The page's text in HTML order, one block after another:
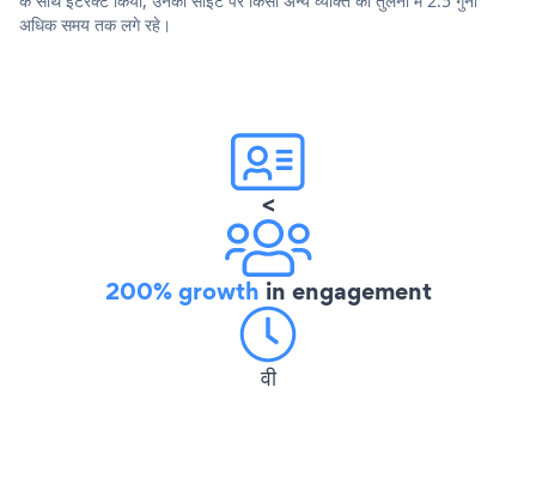
अधिक समय तक लगे रहे।
<
200% growth in engagement
वी